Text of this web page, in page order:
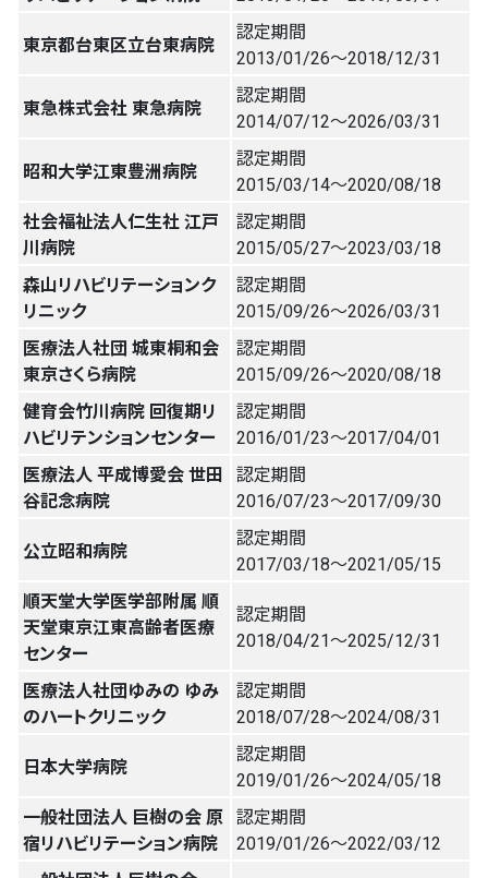
東京都台東区立台東病院
認定期間
2013/01/26〜2018/12/31
東急株式会社 東急病院
認定期間
2014/07/12〜2026/03/31
昭和大学江東豊洲病院
認定期間
2015/03/14〜2020/08/18
社会福祉法人仁生社 江戸
川病院
認定期間
2015/05/27〜2023/03/18
森山リハビリテーションク
リニック
認定期間
2015/09/26〜2026/03/31
医療法人社団 城東桐和会
東京さくら病院
認定期間
2015/09/26〜2020/08/18
健育会竹川病院 回復期リ
ハビリテンションセンター
認定期間
2016/01/23〜2017/04/01
医療法人 平成博愛会 世田
谷記念病院
認定期間
2016/07/23〜2017/09/30
公立昭和病院
認定期間
2017/03/18〜2021/05/15
順天堂大学医学部附属 順
天堂東京江東高齢者医療
センター
認定期間
2018/04/21〜2025/12/31
医療法人社団ゆみの ゆみ
のハートクリニック
認定期間
2018/07/28〜2024/08/31
日本大学病院
認定期間
2019/01/26〜2024/05/18
一般社団法人 巨樹の会 原
宿リハビリテーション病院
認定期間
2019/01/26〜2022/03/12